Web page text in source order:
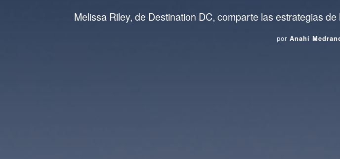
Melissa Riley, de Destination DC, comparte las estrategias
por Anahí